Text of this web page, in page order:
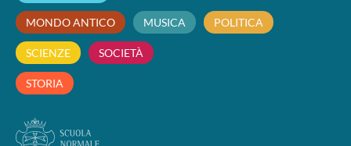
MONDO ANTICO MUSICA POLITICA
SCIENZE SOCIETÀ
STORIA